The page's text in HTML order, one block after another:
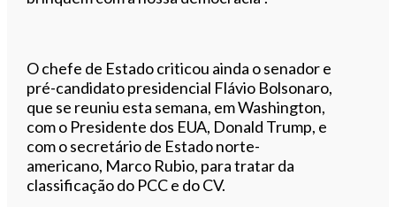
O chefe de Estado criticou ainda o senador e
pré-candidato presidencial Flávio Bolsonaro,
que se reuniu esta semana, em Washington,
com o Presidente dos EUA, Donald Trump, e
com o secretário de Estado norte-
americano, Marco Rubio, para tratar da
classificação do PCC e do CV.